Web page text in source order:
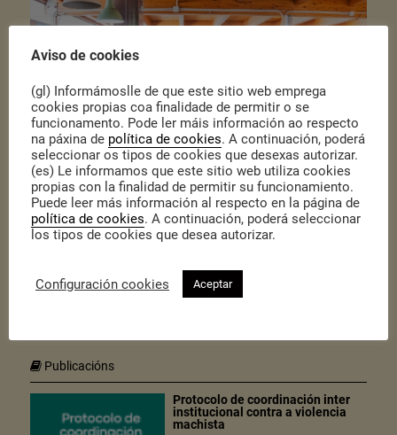
Publicado o 17 de Xullo de 2026
achegando elaboracións sinxelas e atractivas á veciñanza nos
mercados de abastos.
Publicacións
Protocolo de coordinación inter
institucional contra a violencia
machista
Aviso de cookies
(gl) Informámoslle de que este sitio web emprega
cookies propias coa finalidade de permitir o se
funcionamento. Pode ler máis información ao respecto
na páxina de política de cookies. A continuación, poderá
seleccionar os tipos de cookies que desexas autorizar.
(es) Le informamos que este sitio web utiliza cookies
propias con la finalidad de permitir su funcionamiento.
Puede leer más información al respecto en la página de
política de cookies. A continuación, poderá seleccionar
los tipos de cookies que desea autorizar.
Configuración cookies Aceptar